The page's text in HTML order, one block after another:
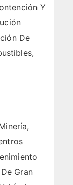
Y
De
Gran